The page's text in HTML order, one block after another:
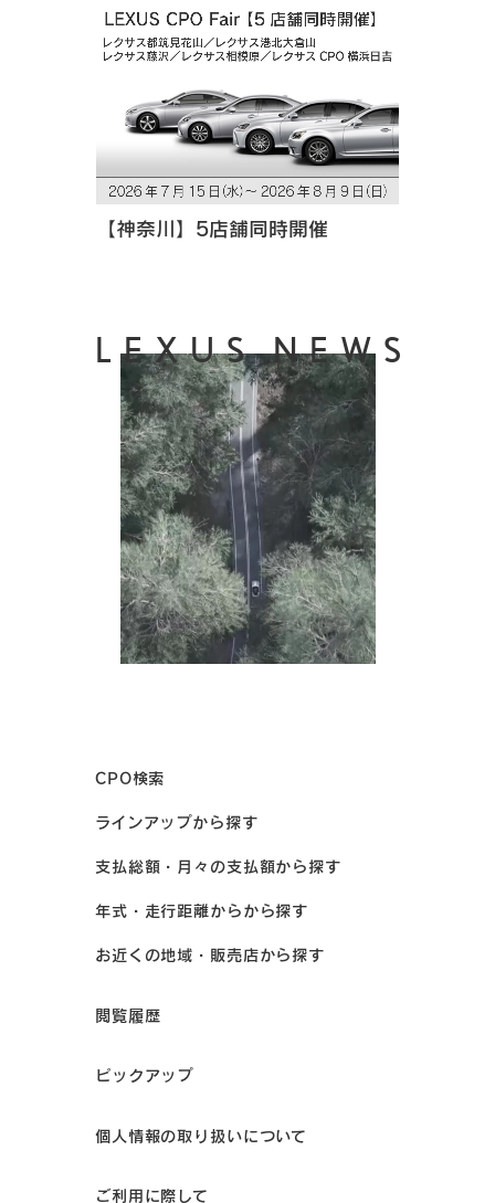
【神奈川】5店舗同時開催
LEXUS NEWS
CPO検索
ラインアップから探す
支払総額・月々の支払額から探す
年式・走行距離からから探す
お近くの地域・販売店から探す
閲覧履歴
ピックアップ
個人情報の取り扱いについて
ご利用に際して